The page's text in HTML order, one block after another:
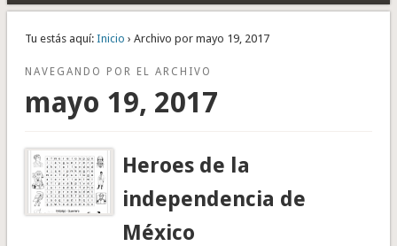
Tu estás aquí: Inicio › Archivo por mayo 19, 2017
NAVEGANDO POR EL ARCHIVO
mayo 19, 2017
Heroes de la
independencia de
México